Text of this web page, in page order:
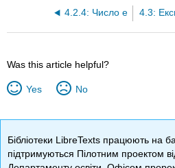
4.2.4: Число е
Was this article helpful?
Yes No
Бібліотеки LibreTexts працюють на
підтримуються Пілотним проектом